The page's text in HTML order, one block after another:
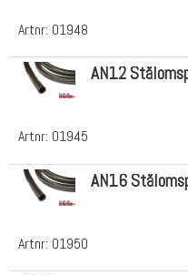
Artnr: 01948
Artnr: 01945
AN12
Artnr: 01950
AN16